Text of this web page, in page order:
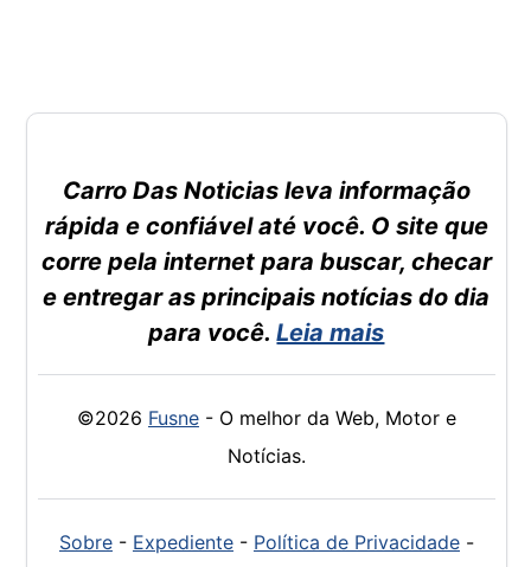
Carro Das Noticias leva informação
rápida e confiável até você. O site que
corre pela internet para buscar, checar
e entregar as principais notícias do dia
para você.Leia mais
©2026 Fusne- O melhor da Web, Motor e
Notícias.
Sobre- Expediente- Política de Privacidade-